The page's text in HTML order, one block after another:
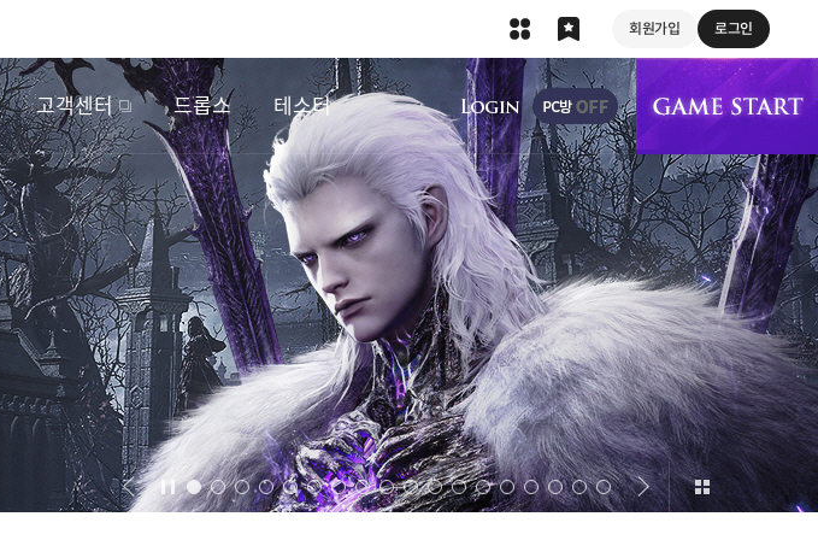
회원가입 로그인
고객센터 드롭스 테스터
상단 메뉴